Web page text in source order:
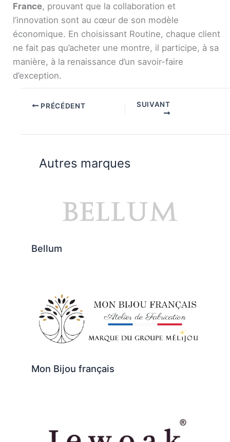
France, prouvant que la collaboration et
l’innovation sont au cœur de son modèle
économique. En choisissant Routine, chaque client
ne fait pas qu’acheter une montre, il participe, à sa
manière, à la renaissance d’un savoir-faire
d’exception.
PRÉCÉDENT SUIVANT
Autres marques
Bellum
Mon Bijou français